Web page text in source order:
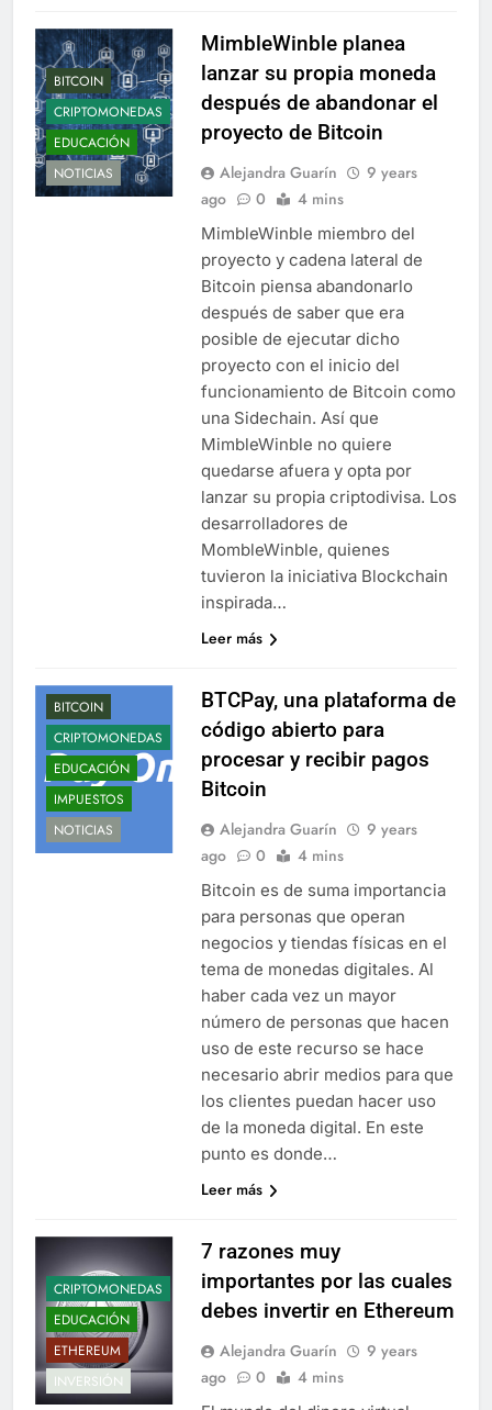
BITCOIN
CRIPTOMONEDAS
EDUCACIÓN
NOTICIAS
MimbleWinble planea
lanzar su propia moneda
después de abandonar el
proyecto de Bitcoin
Alejandra Guarín
9 years
ago
0 4 mins
MimbleWinble miembro del
proyecto y cadena lateral de
Bitcoin piensa abandonarlo
después de saber que era
posible de ejecutar dicho
proyecto con el inicio del
funcionamiento de Bitcoin como
una Sidechain. Así que
MimbleWinble no quiere
quedarse afuera y opta por
lanzar su propia criptodivisa. Los
desarrolladores de
MombleWinble, quienes
tuvieron la iniciativa Blockchain
inspirada…
Leer más
BITCOIN
CRIPTOMONEDAS
EDUCACIÓN
IMPUESTOS
NOTICIAS
BTCPay, una plataforma de
código abierto para
procesar y recibir pagos
Bitcoin
Alejandra Guarín
9 years
ago
0 4 mins
Bitcoin es de suma importancia
para personas que operan
negocios y tiendas físicas en el
tema de monedas digitales. Al
haber cada vez un mayor
número de personas que hacen
uso de este recurso se hace
necesario abrir medios para que
los clientes puedan hacer uso
de la moneda digital. En este
punto es donde…
Leer más
CRIPTOMONEDAS
EDUCACIÓN
ETHEREUM
INVERSIÓN
7 razones muy
importantes por las cuales
debes invertir en Ethereum
Alejandra Guarín
9 years
ago
0 4 mins